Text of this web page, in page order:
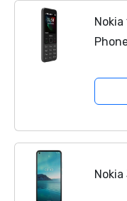
GB
Dual
Nokia